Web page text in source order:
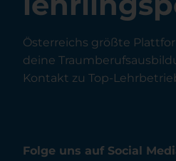
Österreichs größte
deine
Kontakt zu Top-
Folge uns auf Social